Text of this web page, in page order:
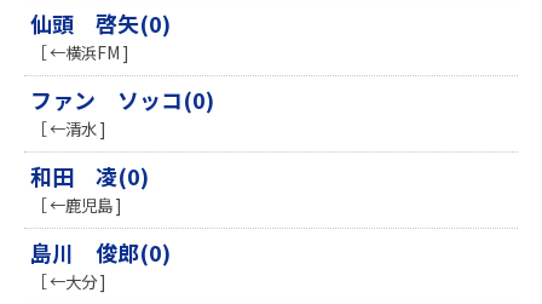
仙頭 啓矢(0)
［ ←横浜FM ]
ファン ソッコ(0)
［ ←清水 ]
和田 凌(0)
［ ←鹿児島 ]
島川 俊郎(0)
［ ←大分 ]